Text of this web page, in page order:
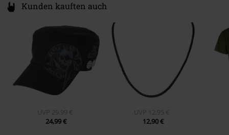
Kunden kauften auch
UVP 29,99 €
24,99 €
UVP
12,95 €
12,90 €